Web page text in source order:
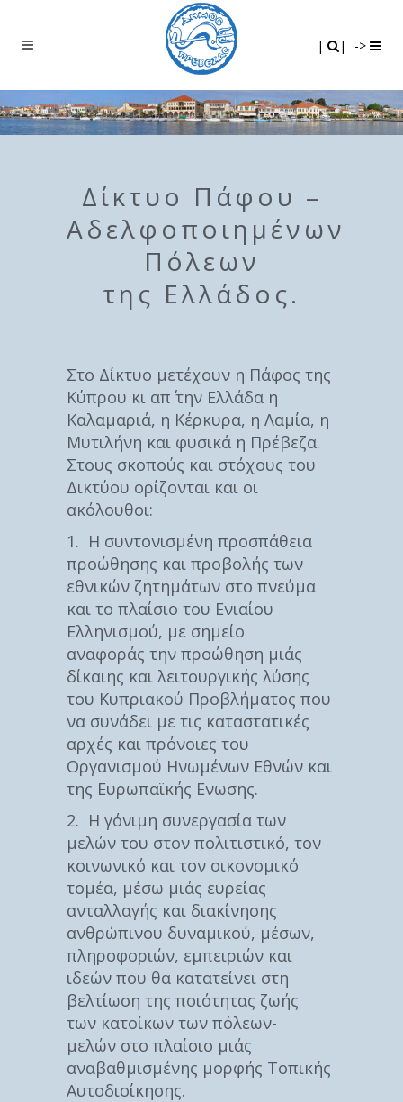
| | ->
Δίκτυο Πάφου –
Αδελφοποιημένων
Πόλεων
της Ελλάδος.
Στο Δίκτυο μετέχουν η Πάφος της
Κύπρου κι απ΄ την Ελλάδα η
Καλαμαριά, η Κέρκυρα, η Λαμία, η
Μυτιλήνη και φυσικά η Πρέβεζα.
Στους σκοπούς και στόχους του
Δικτύου ορίζονται και οι
ακόλουθοι:
1. Η συντονισμένη προσπάθεια
προώθησης και προβολής των
εθνικών ζητημάτων στο πνεύμα
και το πλαίσιο του Ενιαίου
Ελληνισμού, με σημείο
αναφοράς την προώθηση μιάς
δίκαιης και λειτουργικής λύσης
του Κυπριακού Προβλήματος που
να συνάδει με τις καταστατικές
αρχές και πρόνοιες του
Οργανισμού Ηνωμένων Εθνών και
της Ευρωπαϊκής Ενωσης.
2. Η γόνιμη συνεργασία των
μελών του στον πολιτιστικό, τον
κοινωνικό και τον οικονομικό
τομέα, μέσω μιάς ευρείας
ανταλλαγής και διακίνησης
ανθρώπινου δυναμικού, μέσων,
πληροφοριών, εμπειριών και
ιδεών που θα κατατείνει στη
βελτίωση της ποιότητας ζωής
των κατοίκων των πόλεων-
μελών στο πλαίσιο μιάς
αναβαθμισμένης μορφής Τοπικής
Αυτοδιοίκησης.